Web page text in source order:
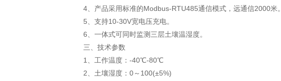
4、产品采用标准的Modbus-RTU485通信模式，远通信2000米。
5、支持10-30V宽电压充电。
6、一体式可同时监测三层土壤温湿度。
三、技术参数
1、工作温度：-40℃-80℃
2、土壤湿度：0～100(±5%)